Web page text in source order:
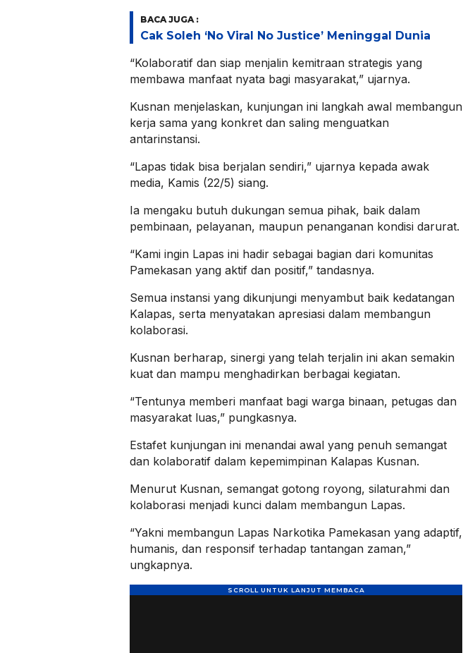
BACA JUGA :
Cak Soleh ‘No Viral No Justice’ Meninggal Dunia
“Kolaboratif dan siap menjalin kemitraan strategis yang
membawa manfaat nyata bagi masyarakat,” ujarnya.
Kusnan menjelaskan, kunjungan ini langkah awal membangun
kerja sama yang konkret dan saling menguatkan
antarinstansi.
“Lapas tidak bisa berjalan sendiri,” ujarnya kepada awak
media, Kamis (22/5) siang.
Ia mengaku butuh dukungan semua pihak, baik dalam
pembinaan, pelayanan, maupun penanganan kondisi darurat.
“Kami ingin Lapas ini hadir sebagai bagian dari komunitas
Pamekasan yang aktif dan positif,” tandasnya.
Semua instansi yang dikunjungi menyambut baik kedatangan
Kalapas, serta menyatakan apresiasi dalam membangun
kolaborasi.
Kusnan berharap, sinergi yang telah terjalin ini akan semakin
kuat dan mampu menghadirkan berbagai kegiatan.
“Tentunya memberi manfaat bagi warga binaan, petugas dan
masyarakat luas,” pungkasnya.
Estafet kunjungan ini menandai awal yang penuh semangat
dan kolaboratif dalam kepemimpinan Kalapas Kusnan.
Menurut Kusnan, semangat gotong royong, silaturahmi dan
kolaborasi menjadi kunci dalam membangun Lapas.
“Yakni membangun Lapas Narkotika Pamekasan yang adaptif,
humanis, dan responsif terhadap tantangan zaman,”
ungkapnya.